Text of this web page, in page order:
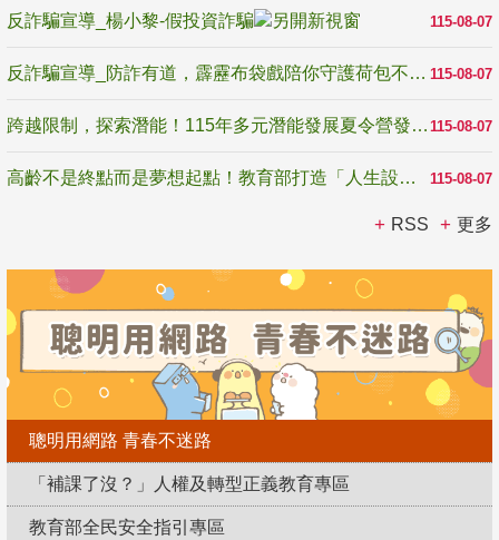
115-08-07
反詐騙宣導_楊小黎-假投資詐騙
115-08-07
反詐騙宣導_防詐有道，霹靂布袋戲陪你守護荷包不受騙
115-08-07
跨越限制，探索潛能！115年多元潛能發展夏令營發掘生命無限可能
115-08-07
高齡不是終點而是夢想起點！教育部打造「人生設計夢工場」 參展第3屆高齡健康產業博覽會
RSS 更多
聰明用網路 青春不迷路
「補課了沒？」人權及轉型正義教育專區
教育部全民安全指引專區